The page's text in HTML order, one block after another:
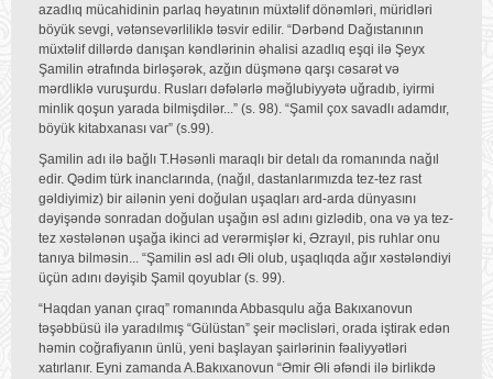
azadlıq mücahidinin parlaq həyatının müxtəlif dönəmləri, müridləri
böyük sevgi, vətənsevərliliklə təsvir edilir. “Dərbənd Dağıstanının
müxtəlif dillərdə danışan kəndlərinin əhalisi azadlıq eşqi ilə Şeyx
Şamilin ətrafında birləşərək, azğın düşmənə qarşı cəsarət və
mərdliklə vuruşurdu. Rusları dəfələrlə məğlubiyyətə uğradıb, iyirmi
minlik qoşun yarada bilmişdilər...” (s. 98). “Şamil çox savadlı adamdır,
böyük kitabxanası var” (s.99).
Şamilin adı ilə bağlı T.Həsənli maraqlı bir detalı da romanında nağıl
edir. Qədim türk inanclarında, (nağıl, dastanlarımızda tez-tez rast
gəldiyimiz) bir ailənin yeni doğulan uşaqları ard-arda dünyasını
dəyişəndə sonradan doğulan uşağın əsl adını gizlədib, ona və ya tez-
tez xəstələnən uşağa ikinci ad verərmişlər ki, Əzrayıl, pis ruhlar onu
tanıya bilməsin... “Şamilin əsl adı Əli olub, uşaqlıqda ağır xəstələndiyi
üçün adını dəyişib Şamil qoyublar (s. 99).
“Haqdan yanan çıraq” romanında Abbasqulu ağa Bakıxanovun
təşəbbüsü ilə yaradılmış “Gülüstan” şeir məclisləri, orada iştirak edən
həmin coğrafiyanın ünlü, yeni başlayan şairlərinin fəaliyyətləri
xatırlanır. Eyni zamanda A.Bakıxanovun “Əmir Əli əfəndi ilə birlikdə